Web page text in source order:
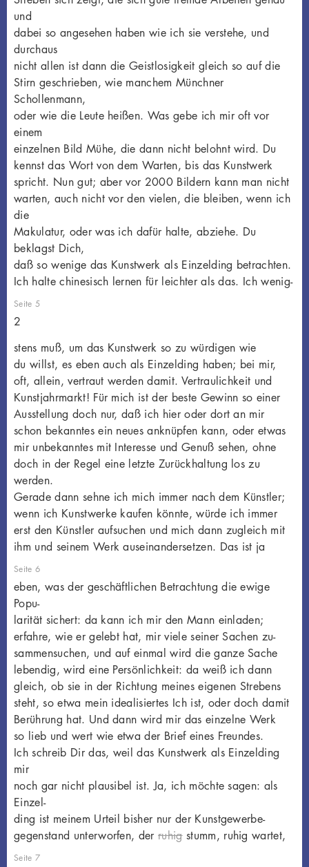
und
dabei so angesehen haben wie ich sie verstehe, und
durchaus
nicht allen ist dann die Geistlosigkeit gleich so auf die
Stirn geschrieben, wie manchem Münchner
Schollenmann,
oder wie die Leute heißen. Was gebe ich mir oft vor
einem
einzelnen Bild Mühe, die dann nicht belohnt wird. Du
kennst das Wort von dem Warten, bis das Kunstwerk
spricht. Nun gut; aber vor 2000 Bildern kann man nicht
warten, auch nicht vor den vielen, die bleiben, wenn ich
die
Makulatur, oder was ich dafür halte, abziehe. Du
beklagst Dich,
daß so wenige das Kunstwerk als Einzelding betrachten.
Ich halte chinesisch lernen für leichter als das. Ich wenig-
Seite 5
2
stens muß, um das Kunstwerk so zu würdigen wie
du willst, es eben auch als Einzelding haben; bei mir,
oft, allein, vertraut werden damit. Vertraulichkeit und
Kunstjahrmarkt! Für mich ist der beste Gewinn so einer
Ausstellung doch nur, daß ich hier oder dort an mir
schon bekanntes ein neues anknüpfen kann, oder etwas
mir unbekanntes mit Interesse und Genuß sehen, ohne
doch in der Regel eine letzte Zurückhaltung los zu
werden.
Gerade dann sehne ich mich immer nach dem Künstler;
wenn ich Kunstwerke kaufen könnte, würde ich immer
erst den Künstler aufsuchen und mich dann zugleich mit
ihm und seinem Werk auseinandersetzen. Das ist ja
Seite 6
eben, was der geschäftlichen Betrachtung die ewige
Popu-
larität sichert: da kann ich mir den Mann einladen;
erfahre, wie er gelebt hat, mir viele seiner Sachen zu-
sammensuchen, und auf einmal wird die ganze Sache
lebendig, wird eine Persönlichkeit: da weiß ich dann
gleich, ob sie in der Richtung meines eigenen Strebens
steht, so etwa mein idealisiertes Ich ist, oder doch damit
Berührung hat. Und dann wird mir das einzelne Werk
so lieb und wert wie etwa der Brief eines Freundes.
Ich schreib Dir das, weil das Kunstwerk als Einzelding
mir
noch gar nicht plausibel ist. Ja, ich möchte sagen: als
Einzel-
ding ist meinem Urteil bisher nur der Kunstgewerbe-
gegenstand unterworfen, derruhigstumm, ruhig wartet,
Seite 7